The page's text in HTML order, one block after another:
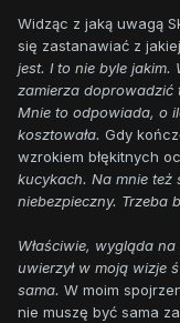
Widząc z jaką uwagą
się zastanawiać z
jest. I to nie byle jakim.
zamierza doprowadzić
Mnie to odpowiada, o
kosztowała. Gdy
wzrokiem błękitnych
kucykach. Na mnie też
niebezpieczny. Trzeba
Właściwie, wygląda
uwierzył w moją wizje
sama. W moim
nie muszę być sama